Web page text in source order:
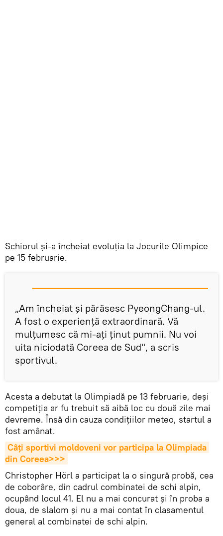
Schiorul și-a încheiat evoluția la Jocurile Olimpice
pe 15 februarie.
„Am încheiat și părăsesc PyeongChang-ul.
A fost o experiență extraordinară. Vă
mulțumesc că mi-ați ținut pumnii. Nu voi
uita niciodată Coreea de Sud", a scris
sportivul.
Acesta a debutat la Olimpiadă pe 13 februarie, deși
competiția ar fu trebuit să aibă loc cu două zile mai
devreme. Însă din cauza condițiilor meteo, startul a
fost amânat.
Câți sportivi moldoveni vor participa la Olimpiada
din Coreea>>>
Christopher Hörl a participat la o singură probă, cea
de coborâre, din cadrul combinatei de schi alpin,
ocupând locul 41. El nu a mai concurat și în proba a
doua, de slalom și nu a mai contat în clasamentul
general al combinatei de schi alpin.